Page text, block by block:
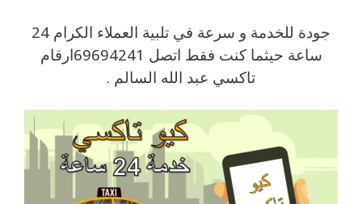
جودة للخدمة و سرعة في تلبية العملاء الكرام 24
ساعة حيثما كنت فقط اتصل 69694241ارقام
تاكسي عبد الله السالم .